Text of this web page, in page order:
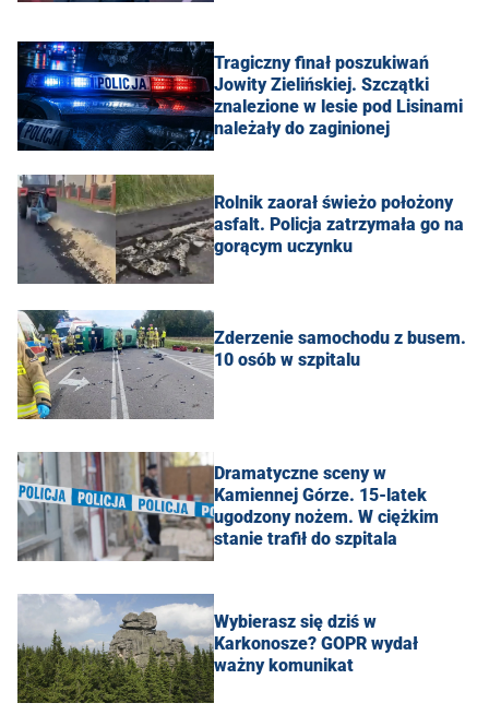
Tragiczny finał poszukiwań
Jowity Zielińskiej. Szczątki
znalezione w lesie pod Lisinami
należały do zaginionej
Rolnik zaorał świeżo położony
asfalt. Policja zatrzymała go na
gorącym uczynku
Zderzenie samochodu z busem.
10 osób w szpitalu
Dramatyczne sceny w
Kamiennej Górze. 15-latek
ugodzony nożem. W ciężkim
stanie trafił do szpitala
Wybierasz się dziś w
Karkonosze? GOPR wydał
ważny komunikat